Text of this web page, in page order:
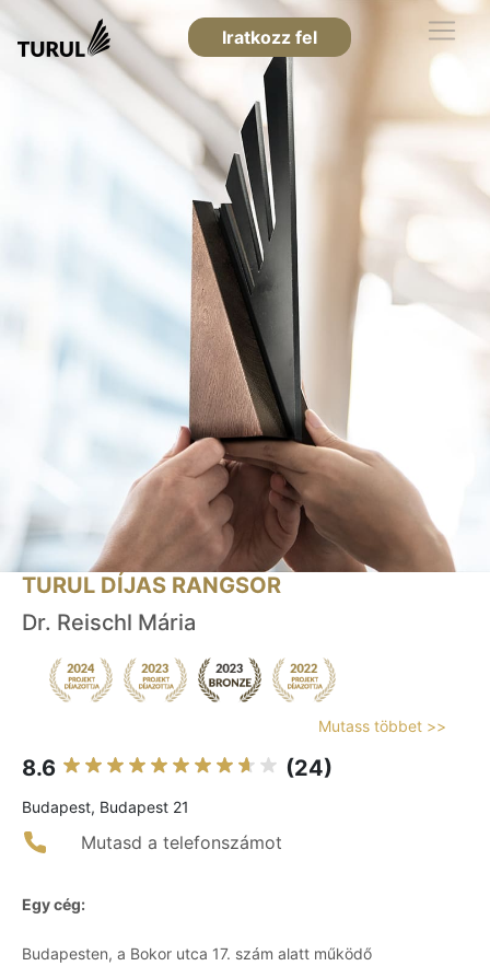
Iratkozz fel
TURUL DÍJAS RANGSOR
Dr. Reischl Mária
Mutass többet >>
8.6 (24)
Budapest, Budapest 21
Mutasd a telefonszámot
Egy cég:
Budapesten, a Bokor utca 17. szám alatt működő